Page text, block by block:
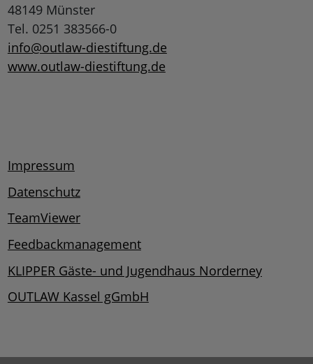
48149 Münster
Tel. 0251 383566-0
info@outlaw-diestiftung.de
www.outlaw-diestiftung.de
Impressum
Datenschutz
TeamViewer
Feedbackmanagement
KLIPPER Gäste- und Jugendhaus Norderney
OUTLAW Kassel gGmbH